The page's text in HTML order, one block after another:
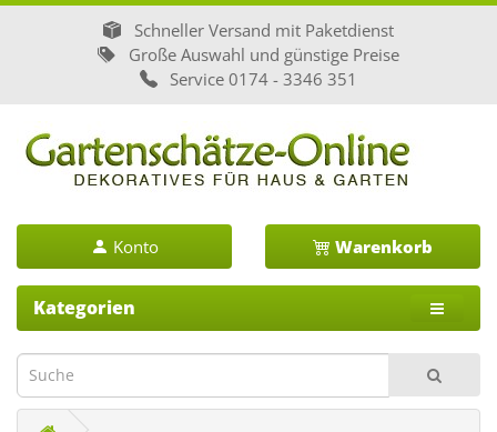
Schneller Versand mit Paketdienst
Große Auswahl und günstige Preise
Service0174 - 3346 351
Konto Warenkorb
Kategorien